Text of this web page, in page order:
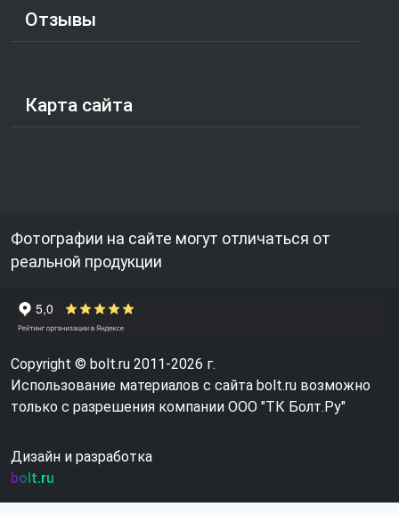
Отзывы
Карта сайта
Фотографии на сайте могут отличаться от
реальной продукции
Copyright © bolt.ru 2011-2026 г.
Использование материалов с сайта bolt.ru возможно
только с разрешения компании ООО "ТК Болт.Ру"
Дизайн и разработка
bolt.ru